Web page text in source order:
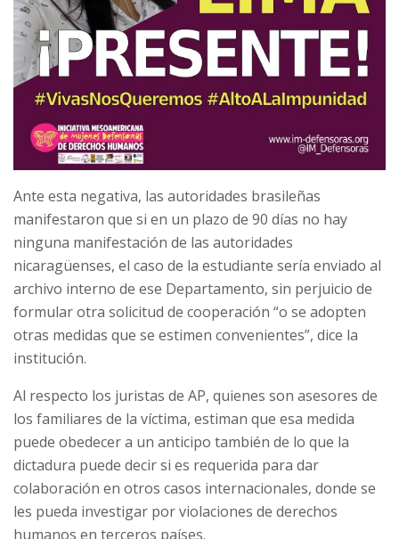
Ante esta negativa, las autoridades brasileñas
manifestaron que si en un plazo de 90 días no hay
ninguna manifestación de las autoridades
nicaragüenses, el caso de la estudiante sería enviado al
archivo interno de ese Departamento, sin perjuicio de
formular otra solicitud de cooperación “o se adopten
otras medidas que se estimen convenientes”, dice la
institución.
Al respecto los juristas de AP, quienes son asesores de
los familiares de la víctima, estiman que esa medida
puede obedecer a un anticipo también de lo que la
dictadura puede decir si es requerida para dar
colaboración en otros casos internacionales, donde se
les pueda investigar por violaciones de derechos
humanos en terceros países.